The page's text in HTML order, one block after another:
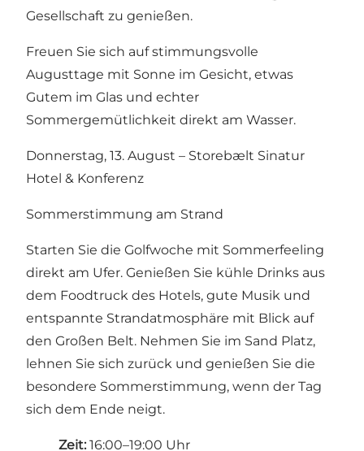
Gesellschaft zu genießen.
Freuen Sie sich auf stimmungsvolle
Augusttage mit Sonne im Gesicht, etwas
Gutem im Glas und echter
Sommergemütlichkeit direkt am Wasser.
Donnerstag, 13. August – Storebælt Sinatur
Hotel & Konferenz
Sommerstimmung am Strand
Starten Sie die Golfwoche mit Sommerfeeling
direkt am Ufer. Genießen Sie kühle Drinks aus
dem Foodtruck des Hotels, gute Musik und
entspannte Strandatmosphäre mit Blick auf
den Großen Belt. Nehmen Sie im Sand Platz,
lehnen Sie sich zurück und genießen Sie die
besondere Sommerstimmung, wenn der Tag
sich dem Ende neigt.
Zeit: 16:00–19:00 Uhr